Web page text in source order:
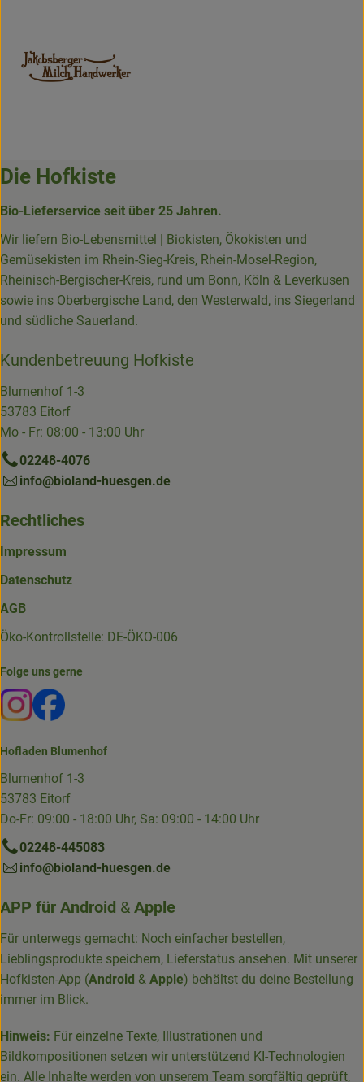
Die Hofkiste
Bio-Lieferservice seit über 25 Jahren.
Wir liefern Bio-Lebensmittel | Biokisten, Ökokisten und
Gemüsekisten im Rhein-Sieg-Kreis, Rhein-Mosel-Region,
Rheinisch-Bergischer-Kreis, rund um Bonn, Köln & Leverkusen
sowie ins Oberbergische Land, den Westerwald, ins Siegerland
und südliche Sauerland.
Kundenbetreuung Hofkiste
Blumenhof 1-3
53783 Eitorf
Mo - Fr: 08:00 - 13:00 Uhr
02248-4076
info@bioland-huesgen.de
Rechtliches
Impressum
Datenschutz
AGB
Öko-Kontrollstelle: DE-ÖKO-006
Folge uns gerne
Externer Link zu https://www.instagram.com/die.hofkiste/
Externer Link zu https://www.facebook.com/p/Die-
Hofladen Blumenhof
Blumenhof 1-3
53783 Eitorf
Do-Fr: 09:00 - 18:00 Uhr, Sa: 09:00 - 14:00 Uhr
02248-445083
info@bioland-huesgen.de
APP für Android & Apple
Für unterwegs gemacht: Noch einfacher bestellen,
Lieblingsprodukte speichern, Lieferstatus ansehen. Mit unserer
Hofkisten-App (Android & Apple) behältst du deine Bestellung
immer im Blick.
Hinweis: Für einzelne Texte, Illustrationen und
Bildkompositionen setzen wir unterstützend KI-Technologien
ein. Alle Inhalte werden von unserem Team sorgfältig geprüft,